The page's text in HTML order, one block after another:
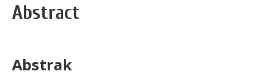
Abstract
Abstrak